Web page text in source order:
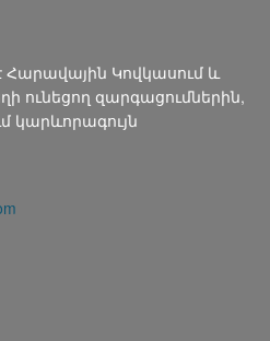
Հարավային Կովկասում և
ունեցող զարգացումներին,
կարևորագույն